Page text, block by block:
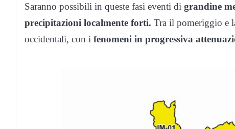
Saranno possibili in queste fasi eventi di grandine
precipitazioni localmente forti. Tra il pomeriggio e
occidentali, con i fenomeni in progressiva